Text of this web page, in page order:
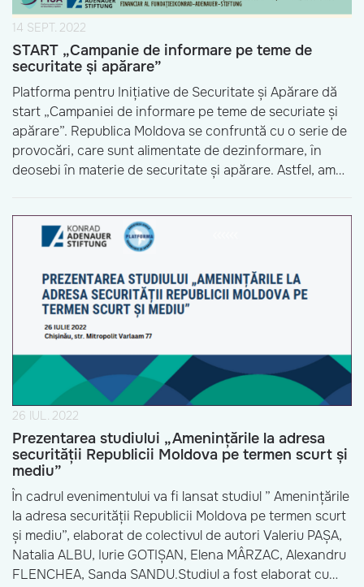
14 SEPT. 2022
START „Campanie de informare pe teme de
securitate și apărare”
Platforma pentru Inițiative de Securitate și Apărare dă
start „Campaniei de informare pe teme de securiate și
apărare”. Republica Moldova se confruntă cu o serie de
provocări, care sunt alimentate de dezinformare, în
deosebi în materie de securitate și apărare. Astfel, am
26 IUL. 2022
Prezentarea studiului „Amenințările la adresa
securității Republicii Moldova pe termen scurt și
mediu”
În cadrul evenimentului va fi lansat studiul ” Amenințările
la adresa securității Republicii Moldova pe termen scurt
și mediu”, elaborat de colectivul de autori Valeriu PAȘA,
Natalia ALBU, Iurie GOTIȘAN, Elena MÂRZAC, Alexandru
FLENCHEA, Sanda SANDU.Studiul a fost elaborat cu